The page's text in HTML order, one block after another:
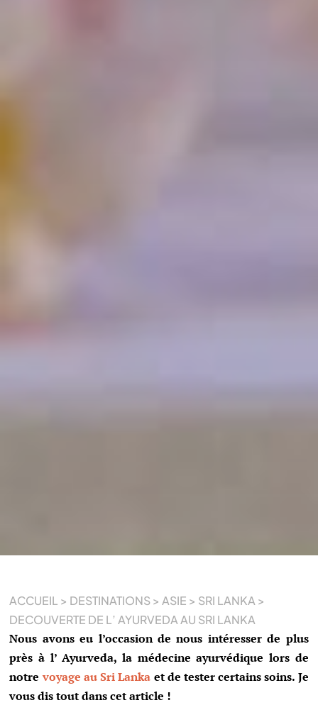
ACCUEIL > DESTINATIONS>ASIE > SRI LANKA >
DECOUVERTE DE L’ AYURVEDA AU SRI LANKA
Nous avons eu l’occasion de nous intéresser de plus
près à l’ Ayurveda, la médecine ayurvédique lors de
notrevoyage au Sri Lanka et de tester certains soins. Je
vous dis tout dans cet article !